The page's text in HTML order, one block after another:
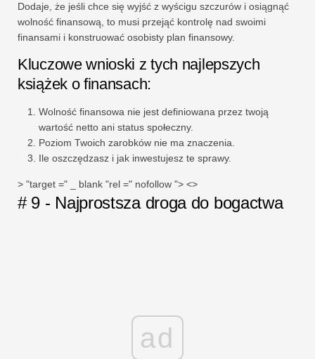
Dodaje, że jeśli chce się wyjść z wyścigu szczurów i osiągnąć
wolność finansową, to musi przejąć kontrolę nad swoimi
finansami i konstruować osobisty plan finansowy.
Kluczowe wnioski z tych najlepszych
książek o finansach:
Wolność finansowa nie jest definiowana przez twoją
wartość netto ani status społeczny.
Poziom Twoich zarobków nie ma znaczenia.
Ile oszczędzasz i jak inwestujesz te sprawy.
> "target =" _ blank "rel =" nofollow "> <>
# 9 - Najprostsza droga do bogactwa
ad